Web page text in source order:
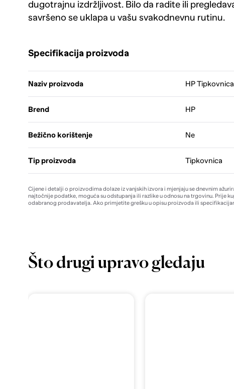
dugotrajnu izdržljivost. Bilo da radite ili
savršeno se uklapa u vašu svakodnevnu rutinu.
Specifikacija proizvoda
Naziv proizvoda HP
Brend HP
Bežično korištenje Ne
Tip proizvoda Tipkovnica
Cijene i detalji o proizvodima dolaze iz vanjskih izvora i mjenjaju se dnevnim
najtočnije podatke, moguća su odstupanja ili razlike u odnosu na trgovinu. Prije
odabranog prodavatelja. Ako primjetite grešku u opisu proizvoda ili
Što drugi upravo gledaju